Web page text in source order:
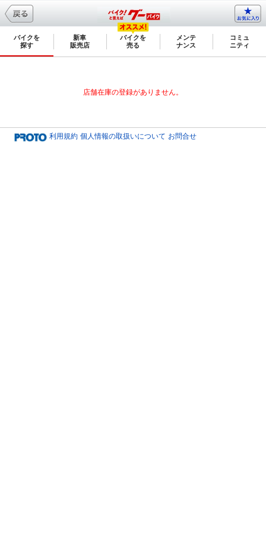
バイクを
探す
新車
販売店
バイクを
売る
メンテ
ナンス
コミュ
ニティ
店舗在庫の登録がありません。
利用規約 個人情報の取扱いについて お問合せ